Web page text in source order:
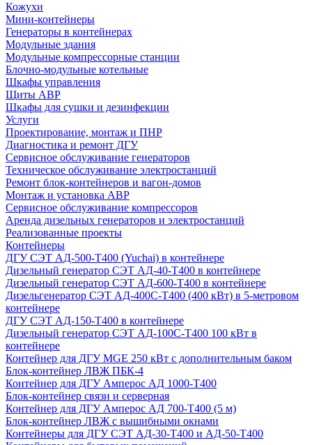
Кожухи
Мини-контейнеры
Генераторы в контейнерах
Модульные здания
Модульные компрессорные станции
Блочно-модульные котельные
Шкафы управления
Щиты АВР
Шкафы для сушки и дезинфекции
Услуги
Проектирование, монтаж и ПНР
Диагностика и ремонт ДГУ
Сервисное обслуживание генераторов
Техническое обслуживание электростанций
Ремонт блок-контейнеров и вагон-домов
Монтаж и установка АВР
Сервисное обслуживание компрессоров
Аренда дизельных генераторов и электростанций
Реализованные проекты
Контейнеры
ДГУ СЭТ АД-500-Т400 (Yuchai) в контейнере
Дизельный генератор СЭТ АД-40-Т400 в контейнере
Дизельный генератор СЭТ АД-600-Т400 в контейнере
Дизельгенератор СЭТ АД-400С-Т400 (400 кВт) в 5-метровом
контейнере
ДГУ СЭТ АД-150-Т400 в контейнере
Дизельный генератор СЭТ АД-100С-Т400 100 кВт в
контейнере
Контейнер для ДГУ MGE 250 кВт с дополнительным баком
Блок-контейнер ЛВЖ ПБК-4
Контейнер для ДГУ Амперос АД 1000-Т400
Блок-контейнер связи и серверная
Контейнер для ДГУ Амперос АД 700-Т400 (5 м)
Блок-контейнер ЛВЖ с вышибными окнами
Контейнеры для ДГУ СЭТ АД-30-Т400 и АД-50-Т400